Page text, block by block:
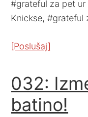
#grateful za pet
Knickse, #grateful
[Poslušaj]
032:
batino!